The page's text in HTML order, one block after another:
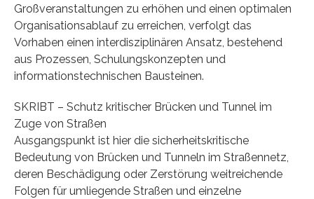
Großveranstaltungen zu erhöhen und einen optimalen
Organisationsablauf zu erreichen, verfolgt das
Vorhaben einen interdisziplinären Ansatz, bestehend
aus Prozessen, Schulungskonzepten und
informationstechnischen Bausteinen.
SKRIBT – Schutz kritischer Brücken und Tunnel im
Zuge von Straßen
Ausgangspunkt ist hier die sicherheitskritische
Bedeutung von Brücken und Tunneln im Straßennetz,
deren Beschädigung oder Zerstörung weitreichende
Folgen für umliegende Straßen und einzelne